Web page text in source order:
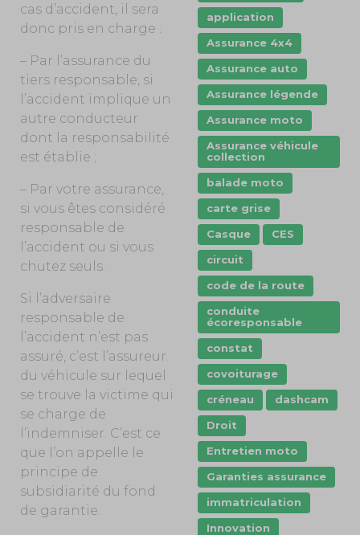
cas d’accident, il sera
donc pris en charge :
– Par l’assurance du
tiers responsable, si
l’accident implique un
autre conducteur
dont la responsabilité
est établie ;
– Par votre assurance,
si vous êtes considéré
responsable de
l’accident ou si vous
chutez seuls.
Si l’adversaire
responsable de
l’accident n’est pas
assuré, c’est l’assureur
du véhicule sur lequel
se trouve la victime qui
se charge de
l’indemniser. C’est ce
que l’on appelle le
principe de
subsidiarité du fond
de garantie.
application
Assurance 4x4
Assurance auto
Assurance légende
Assurance moto
Assurance véhicule
collection
balade moto
carte grise
Casque
CES
circuit
code de la route
conduite
écoresponsable
constat
covoiturage
créneau
dashcam
Droit
Entretien moto
Garanties assurance
immatriculation
Innovation